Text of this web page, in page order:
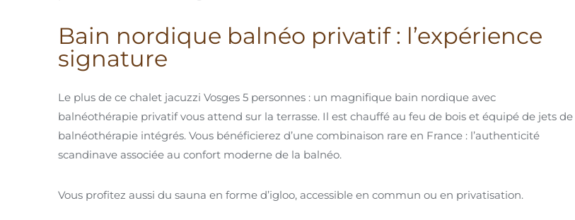
Bain nordique balnéo privatif : l’expérience
signature
Le plus de ce chalet jacuzzi Vosges 5 personnes : un magnifique bain nordique avec
balnéothérapie privatif vous attend sur la terrasse. Il est chauffé au feu de bois et équipé de jets de
balnéothérapie intégrés. Vous bénéficierez d’une combinaison rare en France : l’authenticité
scandinave associée au confort moderne de la balnéo.
Vous profitez aussi du sauna en forme d’igloo, accessible en commun ou en privatisation.